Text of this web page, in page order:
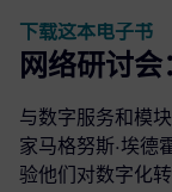
下载这本电子书
网络研讨
与数字服务和模
家马格努斯·埃德
验他们对数字化